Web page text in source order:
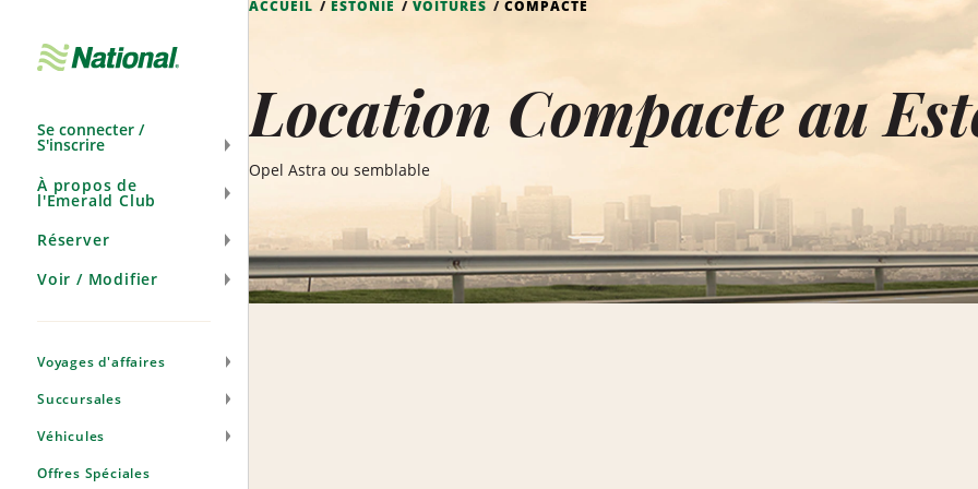
navigation
Se connecter /
S'inscrire
À propos de
l'Emerald Club
Réserver
Voir / Modifier
Voyages d'affaires
Succursales
Véhicules
Offres Spéciales
ACCUEIL ESTONIE VOITURES COMPACTE
Location Compacte au
Opel Astra ou semblable